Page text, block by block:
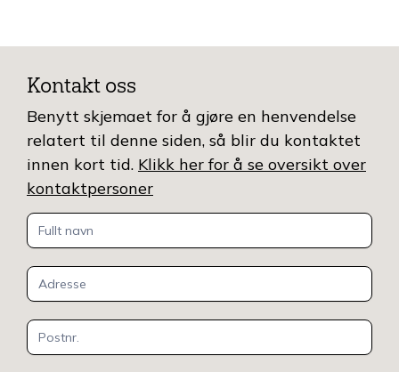
Kontakt oss
Benytt skjemaet for å gjøre en henvendelse
relatert til denne siden, så blir du kontaktet
innen kort tid. Klikk her for å se oversikt over
kontaktpersoner
Kontakt
oss